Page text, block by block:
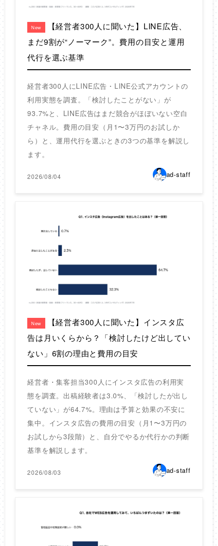
New
【経営者300人に聞いた】LINE広告、
まだ9割が“ノーマーク”。費用の目安と運用
代行を選ぶ基準
経営者300人にLINE広告・LINE公式アカウントの
利用実態を調査。「検討したことがない」が
93.7%と、LINE広告はまだ競合がほぼいない空白
チャネル。費用の目安（月1〜3万円のお試しか
ら）と、運用代行を選ぶときの3つの基準を解説し
ます。
2026/08/04 ad-staff
New
【経営者300人に聞いた】インスタ広
告は月いくらから？「検討したけど出してい
ない」6割の理由と費用の目安
経営者・集客担当300人にインスタ広告の利用実
態を調査。出稿経験者は3.0%、「検討したが出し
ていない」が64.7%。理由は予算と効果の不安に
集中。インスタ広告の費用の目安（月1〜3万円の
お試しから3段階）と、自分でやるか代行かの判断
基準を解説します。
2026/08/03 ad-staff